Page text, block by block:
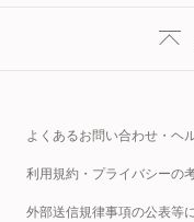
よくあるお問い合わせ・ヘ
利用規約・プライバシーの
外部送信規律事項の公表等